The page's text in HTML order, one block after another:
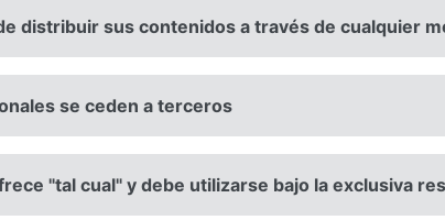
distribuir sus contenidos a través de cualquier
se ceden a terceros
"tal cual" y debe utilizarse bajo la exclusiva